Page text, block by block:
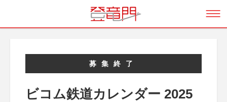
募集終了
ビコム鉄道カレンダー 2025